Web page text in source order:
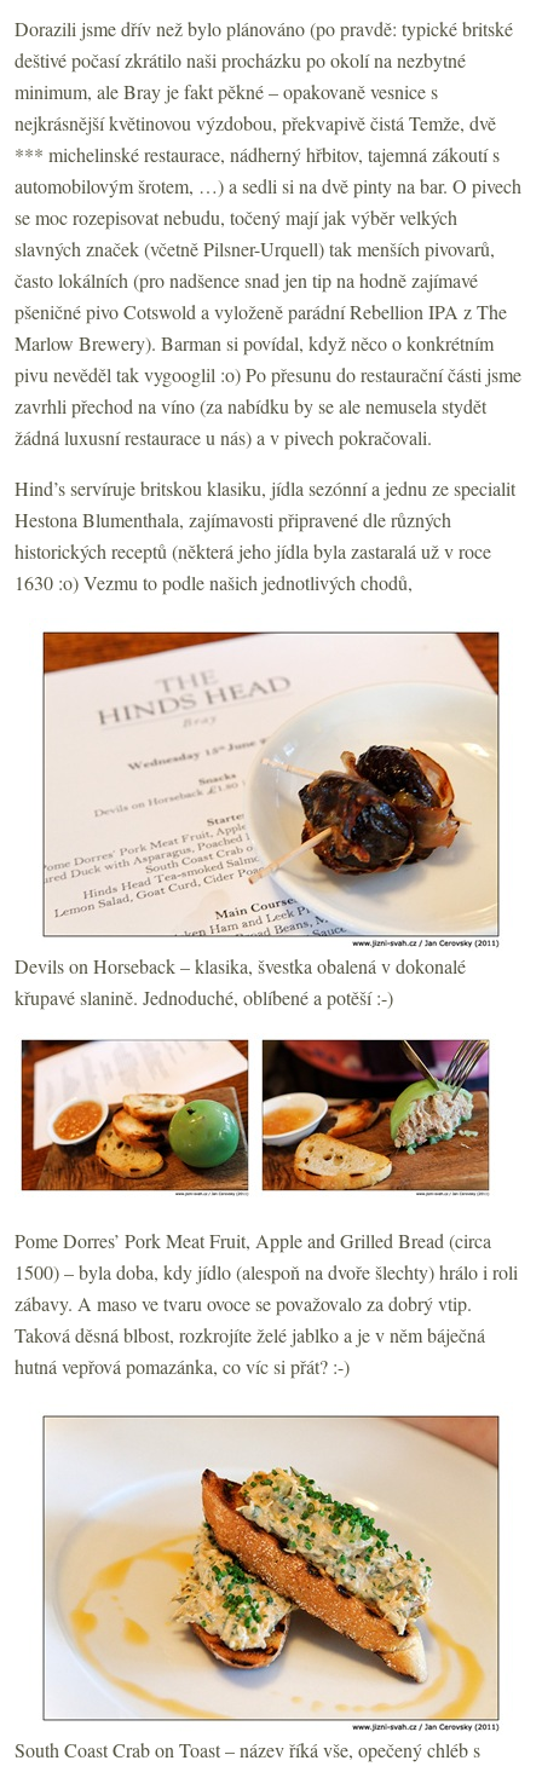
Dorazili jsme dřív než bylo plánováno (po pravdě: typické britské
deštivé počasí zkrátilo naši procházku po okolí na nezbytné
minimum, ale Bray je fakt pěkné – opakovaně vesnice s
nejkrásnější květinovou výzdobou, překvapivě čistá Temže, dvě
*** michelinské restaurace, nádherný hřbitov, tajemná zákoutí s
automobilovým šrotem, …) a sedli si na dvě pinty na bar. O pivech
se moc rozepisovat nebudu, točený mají jak výběr velkých
slavných značek (včetně Pilsner-Urquell) tak menších pivovarů,
často lokálních (pro nadšence snad jen tip na hodně zajímavé
pšeničné pivo Cotswold a vyloženě parádní Rebellion IPA z The
Marlow Brewery). Barman si povídal, když něco o konkrétním
pivu nevěděl tak vygooglil :o) Po přesunu do restaurační části jsme
zavrhli přechod na víno (za nabídku by se ale nemusela stydět
žádná luxusní restaurace u nás) a v pivech pokračovali.
Hind’s servíruje britskou klasiku, jídla sezónní a jednu ze specialit
Hestona Blumenthala, zajímavosti připravené dle různých
historických receptů (některá jeho jídla byla zastaralá už v roce
1630 :o) Vezmu to podle našich jednotlivých chodů,
Devils on Horseback – klasika, švestka obalená v dokonalé
křupavé slanině. Jednoduché, oblíbené a potěší :-)
Pome Dorres’ Pork Meat Fruit, Apple and Grilled Bread (circa
1500) – byla doba, kdy jídlo (alespoň na dvoře šlechty) hrálo i roli
zábavy. A maso ve tvaru ovoce se považovalo za dobrý vtip.
Taková děsná blbost, rozkrojíte želé jablko a je v něm báječná
hutná vepřová pomazánka, co víc si přát? :-)
South Coast Crab on Toast – název říká vše, opečený chléb s